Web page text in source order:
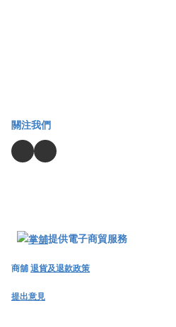
關注我們
提供電子商貿服務
商舖退貨及退款政策
提出意見